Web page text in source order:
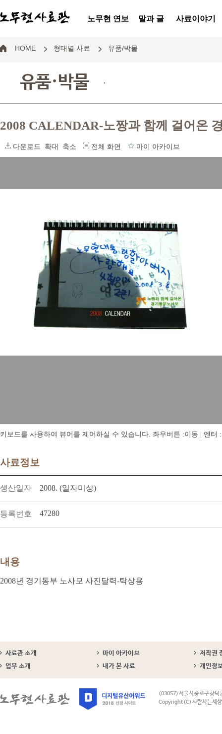
노무현 연보 말과 글 사료이야기
HOME 형태별 사료 유품/박물
유품·박물 .
2008 CALENDAR-노짱과 함께 걸어온
다운로드 확대 축소 전체 화면 마이 아카이브
키보드를 사용하여 뷰어를 제어하실 수 있습니다. 좌우버튼 :이동 | 엔터
사료정보
생산일자 2008. (일자미상)
등록번호 47280
내용
2008년 경기동부 노사모 사진달력-탁상용
사료관 소개 마이 아카이브
저작권
업무 소개
내가 본 사료 개인정
(03057) 서울시 종로구 창덕
Copyright (C) 사람사는세